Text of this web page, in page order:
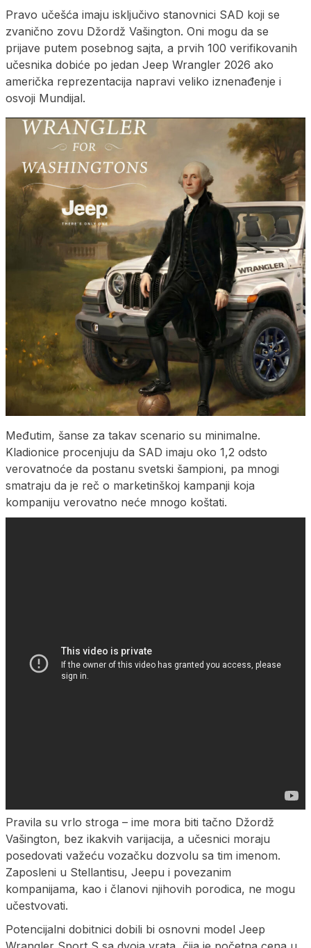
Pravo učešća imaju isključivo stanovnici SAD koji se
zvanično zovu Džordž Vašington. Oni mogu da se
prijave putem posebnog sajta, a prvih 100 verifikovanih
učesnika dobiće po jedan Jeep Wrangler 2026 ako
američka reprezentacija napravi veliko iznenađenje i
osvoji Mundijal.
Međutim, šanse za takav scenario su minimalne.
Kladionice procenjuju da SAD imaju oko 1,2 odsto
verovatnoće da postanu svetski šampioni, pa mnogi
smatraju da je reč o marketinškoj kampanji koja
kompaniju verovatno neće mnogo koštati.
Pravila su vrlo stroga – ime mora biti tačno Džordž
Vašington, bez ikakvih varijacija, a učesnici moraju
posedovati važeću vozačku dozvolu sa tim imenom.
Zaposleni u Stellantisu, Jeepu i povezanim
kompanijama, kao i članovi njihovih porodica, ne mogu
učestvovati.
Potencijalni dobitnici dobili bi osnovni model Jeep